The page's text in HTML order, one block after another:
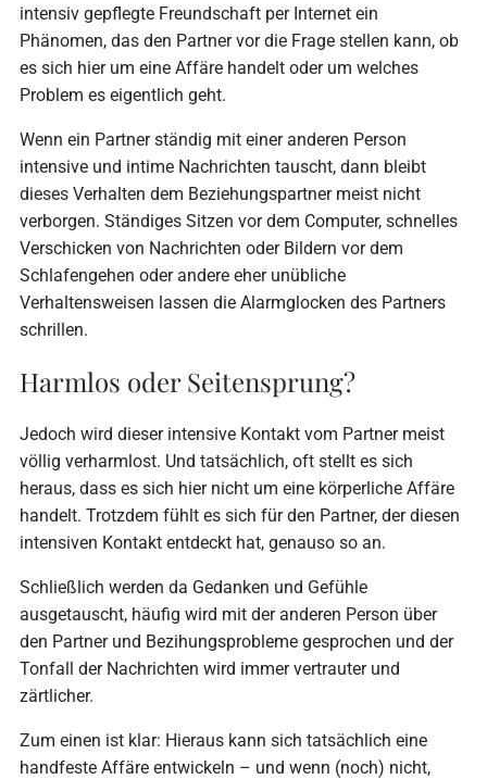
intensiv gepflegte Freundschaft per Internet ein
Phänomen, das den Partner vor die Frage stellen kann, ob
es sich hier um eine Affäre handelt oder um welches
Problem es eigentlich geht.
Wenn ein Partner ständig mit einer anderen Person
intensive und intime Nachrichten tauscht, dann bleibt
dieses Verhalten dem Beziehungspartner meist nicht
verborgen. Ständiges Sitzen vor dem Computer, schnelles
Verschicken von Nachrichten oder Bildern vor dem
Schlafengehen oder andere eher unübliche
Verhaltensweisen lassen die Alarmglocken des Partners
schrillen.
Harmlos oder Seitensprung?
Jedoch wird dieser intensive Kontakt vom Partner meist
völlig verharmlost. Und tatsächlich, oft stellt es sich
heraus, dass es sich hier nicht um eine körperliche Affäre
handelt. Trotzdem fühlt es sich für den Partner, der diesen
intensiven Kontakt entdeckt hat, genauso so an.
Schließlich werden da Gedanken und Gefühle
ausgetauscht, häufig wird mit der anderen Person über
den Partner und Bezihungsprobleme gesprochen und der
Tonfall der Nachrichten wird immer vertrauter und
zärtlicher.
Zum einen ist klar: Hieraus kann sich tatsächlich eine
handfeste Affäre entwickeln – und wenn (noch) nicht,